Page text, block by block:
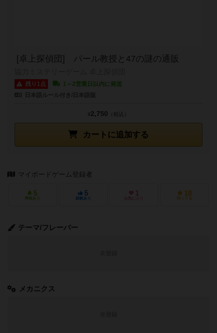
[卓上探偵団] パール教授と47の謎の通販
残り1点
1～2営業日以内に発送
カートに追加する
¥2,750 （税込）
マイボードゲーム登録者
5
興味あり
5
経験あり
1
お気に入り
18
持ってる
テーマ/フレーバー
メカニクス